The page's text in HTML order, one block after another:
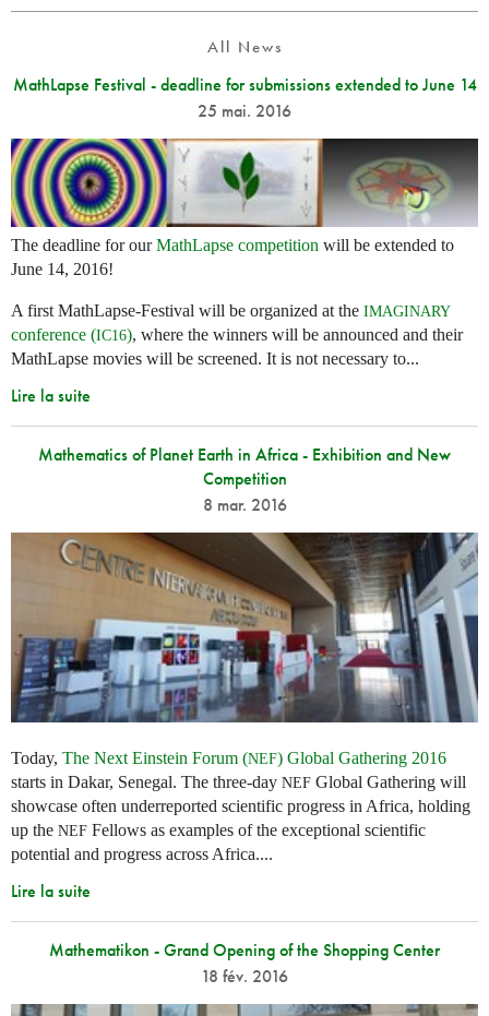
All News
MathLapse Festival - deadline for submissions extended to June 14
25 mai. 2016
The deadline for ourMathLapse competition will be extended to
June 14, 2016!
A first MathLapse-Festival will be organized at the IMAGINARY
conference (IC16), where the winners will be announced and their
MathLapse movies will be screened. It is not necessary to...
Lire la suite
Mathematics of Planet Earth in Africa - Exhibition and New
Competition
8 mar. 2016
Today, The Next Einstein Forum (NEF) Global Gathering 2016
starts in Dakar, Senegal. The three-day NEF Global Gathering will
showcase often underreported scientific progress in Africa, holding
up the NEF Fellows as examples of the exceptional scientific
potential and progress across Africa....
Lire la suite
Mathematikon - Grand Opening of the Shopping Center
18 fév. 2016